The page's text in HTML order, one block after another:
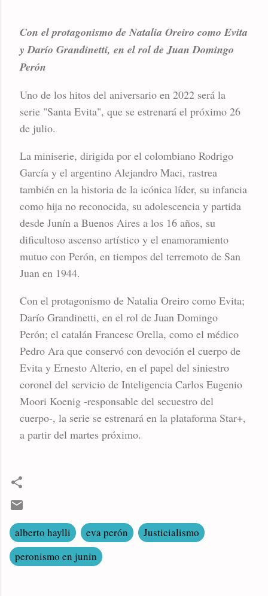
Con el protagonismo de Natalia Oreiro como Evita
y Darío Grandinetti, en el rol de Juan Domingo
Perón
Uno de los hitos del aniversario en 2022 será la
serie "Santa Evita", que se estrenará el próximo 26
de julio.
La miniserie, dirigida por el colombiano Rodrigo
García y el argentino Alejandro Maci, rastrea
también en la historia de la icónica líder, su infancia
como hija no reconocida, su adolescencia y partida
desde Junín a Buenos Aires a los 16 años, su
dificultoso ascenso artístico y el enamoramiento
mutuo con Perón, en tiempos del terremoto de San
Juan en 1944.
Con el protagonismo de Natalia Oreiro como Evita;
Darío Grandinetti, en el rol de Juan Domingo
Perón; el catalán Francesc Orella, como el médico
Pedro Ara que conservó con devoción el cuerpo de
Evita y Ernesto Alterio, en el papel del siniestro
coronel del servicio de Inteligencia Carlos Eugenio
Moori Koenig -responsable del secuestro del
cuerpo-, la serie se estrenará en la plataforma Star+,
a partir del martes próximo.
alberto haylli eva perón
Justicialismo
peronismo en junin